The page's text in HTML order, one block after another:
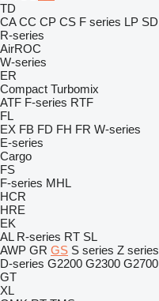
TD
CA CC CP CS F series LP SD
R-series
AirROC
W-series
ER
Compact Turbomix
ATF F-series RTF
FL
EX FB FD FH FR W-series
E-series
Cargo
FS
F-series MHL
HCR
HRE
EK
AL R-series RT SL
AWP GR GS S series Z series
D-series G2200 G2300 G2700
GT
XL